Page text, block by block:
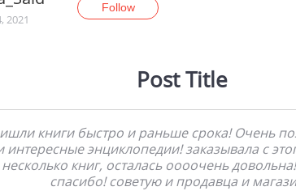
2021
Follow
Post Title
книги быстро и раньше срока! Очень
интересные энциклопедии! заказывала с
несколько книг, осталась оооочень
спасибо! советую и продавца и